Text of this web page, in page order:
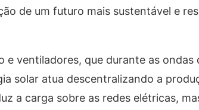
de um futuro mais sustentável e
ventiladores, que durante as ondas
solar atua descentralizando a
a carga sobre as redes elétricas,